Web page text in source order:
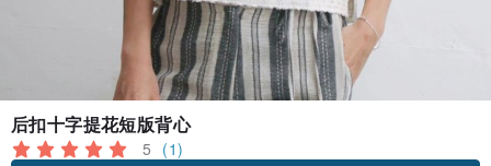
后扣十字提花短版背心
5 (1)